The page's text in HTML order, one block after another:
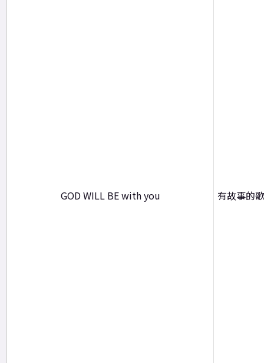
GOD WILL BE with you 有故事的